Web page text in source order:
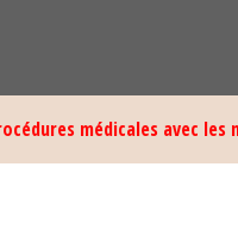
médicales avec